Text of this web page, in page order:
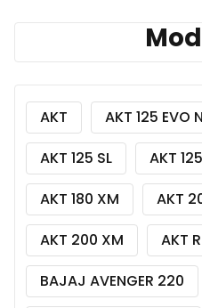
AKT AKT 125 EVO
AKT 125 SL
AKT
AKT 180 XM
AKT
AKT 200 XM
AKT
BAJAJ AVENGER 220